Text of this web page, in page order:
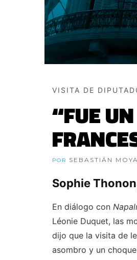
VISITA DE
“FUE
POR SEBASTIÁN
Sophie
En diálogo con
Léonie Duquet, las
dijo que la visita de
asombro y un